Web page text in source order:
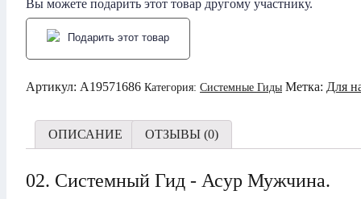
Асур
Мужчина
Вы можете подарить этот товар другому участнику.
Подарить этот товар
Артикул: A19571686 Категория: Системные Гиды Метка: Для
ОПИСАНИЕ ОТЗЫВЫ (0)
02. Системный Гид - Асур Мужчина.